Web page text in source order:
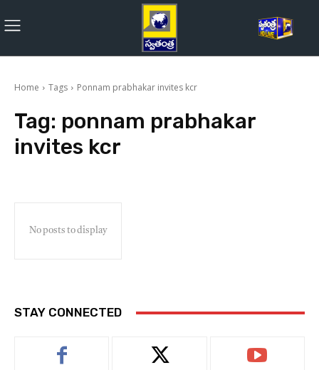
Home Tags Ponnam prabhakar invites kcr
Tag: ponnam prabhakar
invites kcr
No posts to display
STAY CONNECTED